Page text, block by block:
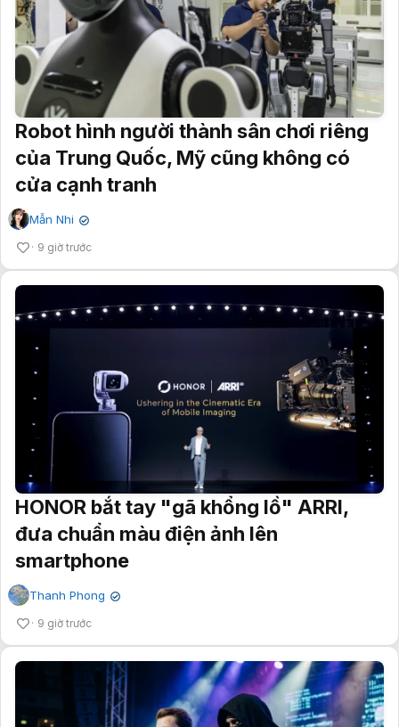
Robot hình người thành sân chơi riêng
của Trung Quốc, Mỹ cũng không có
cửa cạnh tranh
Mẫn Nhi ✔
9 giờ trước
HONOR bắt tay "gã khổng lồ" ARRI,
đưa chuẩn màu điện ảnh lên
smartphone
Thanh Phong ✔
9 giờ trước